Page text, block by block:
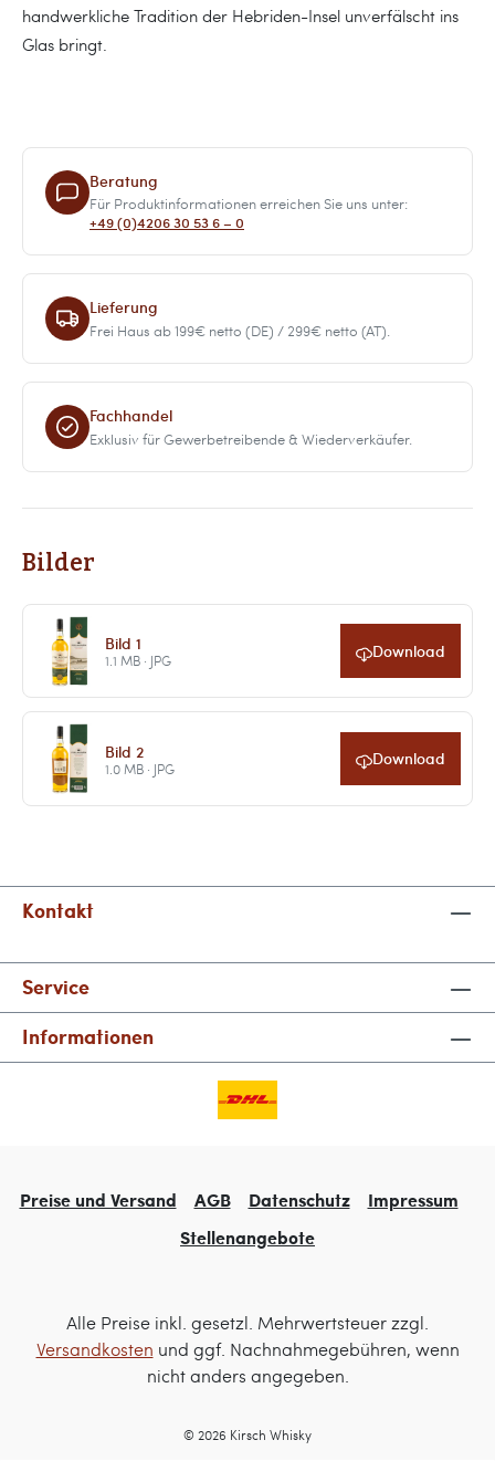
handwerkliche Tradition der Hebriden-Insel unverfälscht ins
Glas bringt.
Beratung
Für Produktinformationen erreichen Sie uns unter:
+49 (0)4206 30 53 6 – 0
Lieferung
Frei Haus ab 199€ netto (DE) / 299€ netto (AT).
Fachhandel
Exklusiv für Gewerbetreibende & Wiederverkäufer.
Bilder
Bild 1
1.1 MB · JPG Download
Bild 2
1.0 MB · JPG Download
Kontakt
Service
Informationen
Preise und Versand AGB Datenschutz
Impressum
Stellenangebote
Alle Preise inkl. gesetzl. Mehrwertsteuer zzgl.
Versandkosten und ggf. Nachnahmegebühren, wenn
nicht anders angegeben.
© 2026 Kirsch Whisky